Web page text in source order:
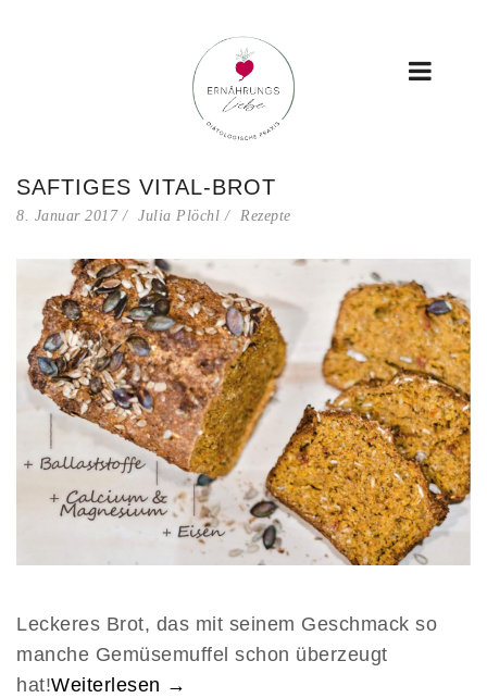
SAFTIGES VITAL-BROT
8. Januar 2017 Julia Plöchl Rezepte
Leckeres Brot, das mit seinem Geschmack so
manche Gemüsemuffel schon überzeugt
hat!Weiterlesen →